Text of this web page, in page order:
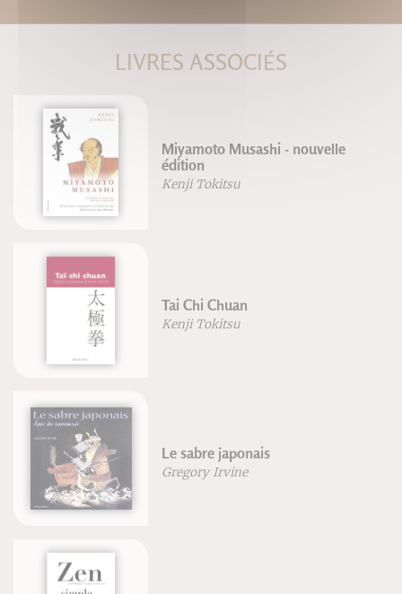
LIVRES ASSOCIÉS
Miyamoto Musashi - nouvelle
édition
Kenji Tokitsu
Tai Chi Chuan
Kenji Tokitsu
Le sabre japonais
Gregory Irvine